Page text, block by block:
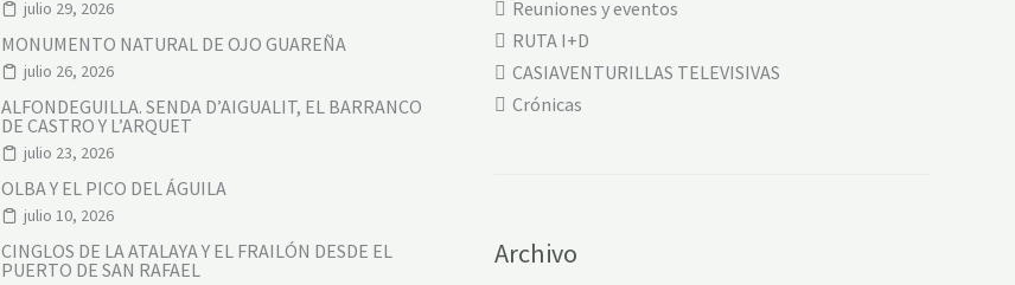
julio 29, 2026
MONUMENTO NATURAL DE OJO GUAREÑA
julio 26, 2026
ALFONDEGUILLA. SENDA D’AIGUALIT, EL BARRANCO
DE CASTRO Y L’ARQUET
julio 23, 2026
OLBA Y EL PICO DEL ÁGUILA
julio 10, 2026
CINGLOS DE LA ATALAYA Y EL FRAILÓN DESDE EL
PUERTO DE SAN RAFAEL
Reuniones y eventos
RUTA I+D
CASIAVENTURILLAS TELEVISIVAS
Crónicas
Archivo